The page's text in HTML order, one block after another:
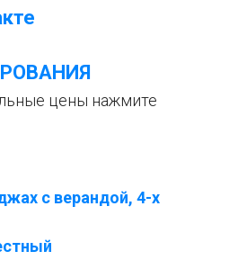
цены нажмите
с верандой, 4-х